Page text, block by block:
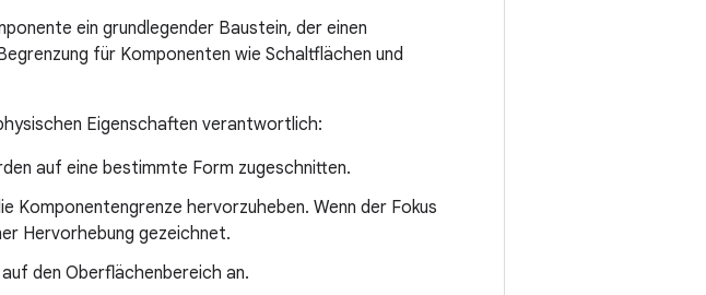
ein grundlegender Baustein, der einen
für Komponenten wie Schaltflächen und
Eigenschaften verantwortlich:
auf eine bestimmte Form zugeschnitten.
Komponentengrenze hervorzuheben. Wenn der Fokus
Hervorhebung gezeichnet.
den Oberflächenbereich an.